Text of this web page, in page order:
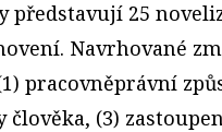
představují 25
Navrhované
pracovněprávní
(3)